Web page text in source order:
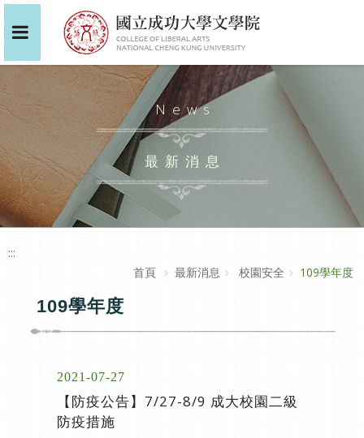
News
最新消息
:::
首頁
最新消息 校園安全 109學年度
109學年度
2021-07-27
【防疫公告】7/27-8/9 成大校園二級
防疫措施